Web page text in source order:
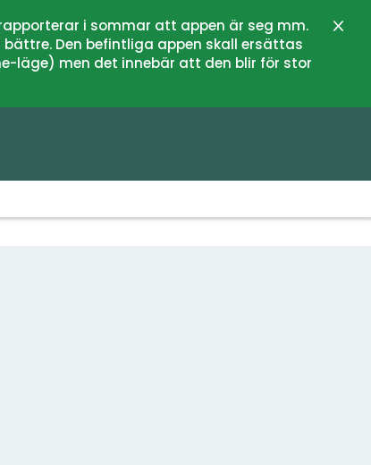
i sommar att appen är seg mm.
Den befintliga appen skall ersättas
läge) men det innebär att den blir för stor